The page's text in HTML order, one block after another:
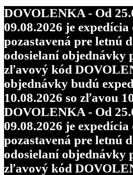
DOVOLENKA - Od
09.08.2026 je
pozastavená pre letnú
odosielaní objednávky
zľavový kód
objednávky budú
10.08.2026 so zľavou
DOVOLENKA - Od
09.08.2026 je
pozastavená pre letnú
odosielaní objednávky
zľavový kód